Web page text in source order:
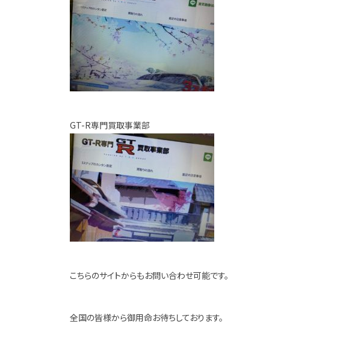
GT-R専門買取事業部
こちらのサイトからもお問い合わせ可能です。
全国の皆様から御用命お待ちしております。